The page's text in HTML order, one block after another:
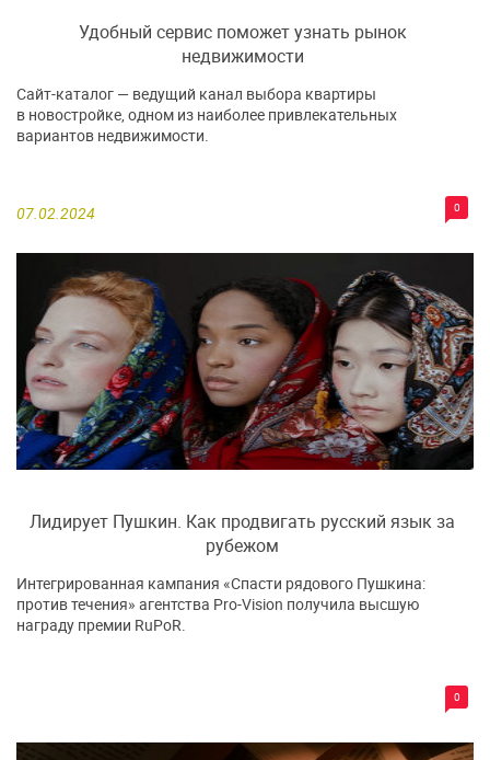
Удобный сервис поможет узнать рынок
недвижимости
07.02.2024 0
Сайт-каталог — ведущий канал выбора квартиры
в новостройке, одном из наиболее привлекательных
вариантов недвижимости.
Лидирует Пушкин. Как продвигать русский язык за
рубежом
0
Интегрированная кампания «Спасти рядового Пушкина:
против течения» агентства Pro-Vision получила высшую
награду премии RuPoR.